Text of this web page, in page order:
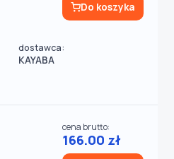
dostawca:
KAYABA
Do koszyka
cena brutto:
166.00 zł